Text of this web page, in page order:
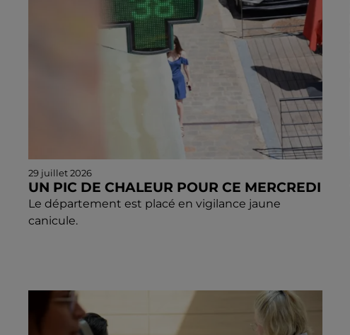
29 juillet 2026
UN PIC DE CHALEUR POUR CE MERCREDI
Le département est placé en vigilance jaune
canicule.